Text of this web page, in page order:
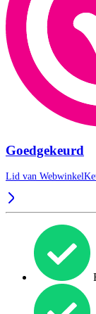
Goedgekeurd
Lid van